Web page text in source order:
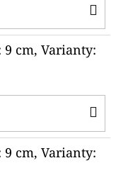
9 cm, Varianty:
9 cm, Varianty: